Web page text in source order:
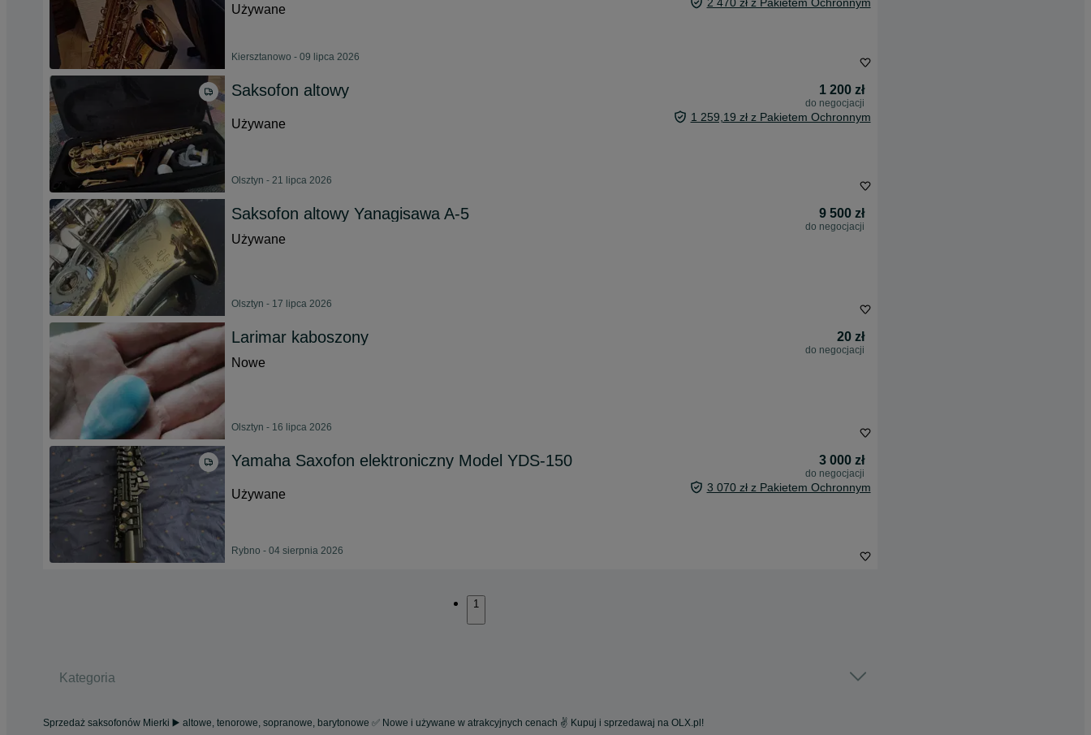
Używane
Kiersztanowo - 09 lipca 2026
Saksofon altowy 1 200 zł
do negocjacji
Używane 1 259,19 zł z Pakietem Ochronnym
Olsztyn - 21 lipca 2026
Saksofon altowy Yanagisawa A-5 9 500 zł
do negocjacji
Używane
Olsztyn - 17 lipca 2026
Larimar kaboszony 20 zł
do negocjacji
Nowe
Olsztyn - 16 lipca 2026
Yamaha Saxofon elektroniczny Model YDS-150 3 000 zł
do negocjacji
Używane 3 070 zł z Pakietem Ochronnym
Rybno - 04 sierpnia 2026
1
Kategoria
Sprzedaż saksofonów Mierki ▶️ altowe, tenorowe, sopranowe, barytonowe ✅ Nowe i używane w atrakcyjnych cenach ✌ Kupuj i sprzedawaj na OLX.pl!